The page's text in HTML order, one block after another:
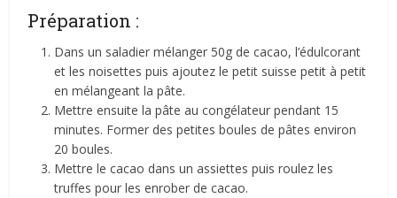
Préparation :
Dans un saladier mélanger 50g de cacao, l’édulcorant
et les noisettes puis ajoutez le petit suisse petit à petit
en mélangeant la pâte.
Mettre ensuite la pâte au congélateur pendant 15
minutes. Former des petites boules de pâtes environ
20 boules.
Mettre le cacao dans un assiettes puis roulez les
truffes pour les enrober de cacao.